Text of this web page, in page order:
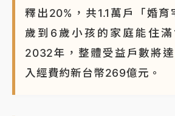
釋出20%，共1.1萬戶「婚
歲到6歲小孩的家庭能住
2032年，整體受益戶數將
入經費約新台幣269億元。